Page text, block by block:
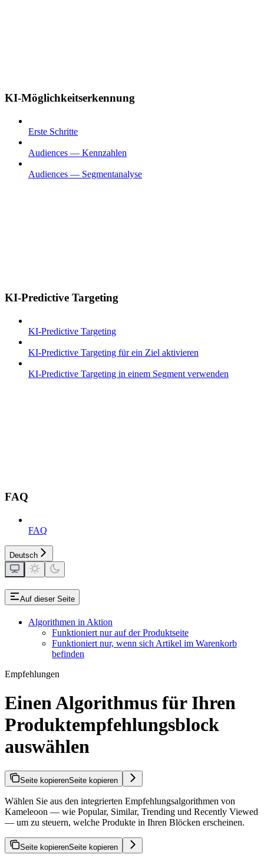
KI-Möglichkeitserkennung
Erste Schritte
Audiences — Kennzahlen
Audiences — Segmentanalyse
KI-Predictive Targeting
KI-Predictive Targeting
KI-Predictive Targeting für ein Ziel aktivieren
KI-Predictive Targeting in einem Segment verwenden
FAQ
FAQ
Deutsch
Auf dieser Seite
Algorithmen in Aktion
Funktioniert nur auf der Produktseite
Funktioniert nur, wenn sich Artikel im Warenkorb
befinden
Empfehlungen
Einen Algorithmus für Ihren
Produktempfehlungsblock
auswählen
Seite kopierenSeite kopieren
Wählen Sie aus den integrierten Empfehlungsalgorithmen von
Kameleoon — wie Popular, Similar, Trending und Recently Viewed
— um zu steuern, welche Produkte in Ihren Blöcken erscheinen.
Seite kopierenSeite kopieren